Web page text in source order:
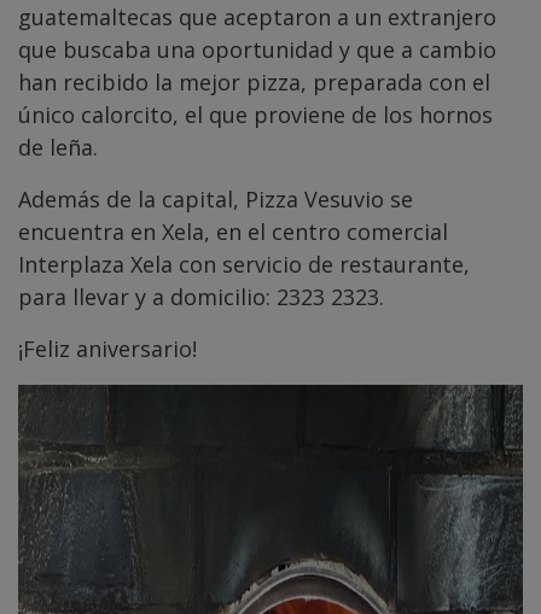
guatemaltecas que aceptaron a un extranjero
que buscaba una oportunidad y que a cambio
han recibido la mejor pizza, preparada con el
único calorcito, el que proviene de los hornos
de leña.
Además de la capital, Pizza Vesuvio se
encuentra en Xela, en el centro comercial
Interplaza Xela con servicio de restaurante,
para llevar y a domicilio: 2323 2323.
¡Feliz aniversario!